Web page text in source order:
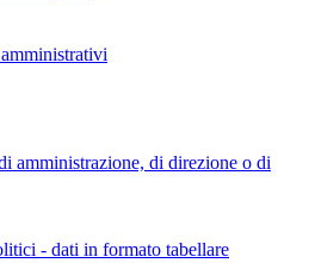
amministrazione, di direzione o di
- dati in formato tabellare